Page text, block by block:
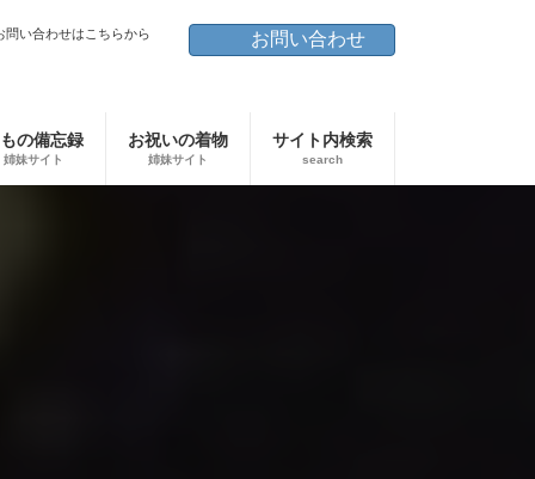
問い合わせはこちらから お問い合わせ
の備忘録
姉妹サイト
お祝いの着物
姉妹サイト
サイト内検索
search